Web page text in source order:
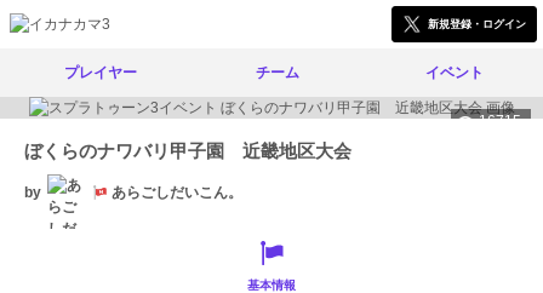
新規登録・ログイン
プレイヤー チーム イベント
16715
ぼくらのナワバリ甲子園 近畿地区大会
by あらごしだいこん。
基本情報